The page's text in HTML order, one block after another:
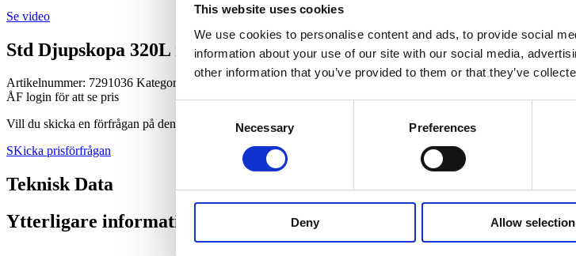
This website uses cookies
We use cookies to personalise content and ads, to provide social
information about your use of our site with our social media,
other information that you’ve provided to them or that they’ve
Selection
Necessary Preferences
Deny Allow selection
Se video
Std Djupskopa 320L med blad – 800mm – S45
Artikelnummer: 7291036 Kategori:
ÅF login för att se pris
Vill du skicka en förfrågan på den här produkten?
SKicka prisförfrågan
Teknisk Data
Ytterligare information